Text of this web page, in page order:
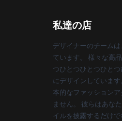
私達の店
デザイナーのチーム
ています。 様々な高
つひとつひとつひと
にデザインしていま
本的なファッション
ません。 彼らはあな
イルを披露するだけ